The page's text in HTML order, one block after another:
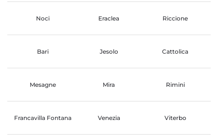
Noci Eraclea Riccione
Bari Jesolo Cattolica
Mesagne Mira Rimini
Francavilla Fontana Venezia Viterbo